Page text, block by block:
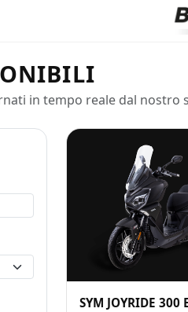
in tempo reale dal nostro
SYM JOYRIDE 300